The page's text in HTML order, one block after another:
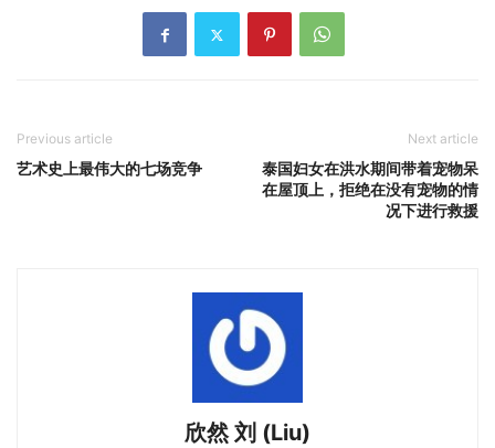
Previous article
艺术史上最伟大的七场竞争
Next article
泰国妇女在洪水期间带着宠物呆
在屋顶上，拒绝在没有宠物的情
况下进行救援
欣然 刘 (Liu)